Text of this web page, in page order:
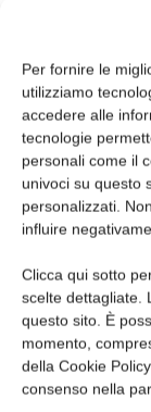
Per fornire le
utilizziamo
accedere alle
tecnologie
personali come il
univoci su questo
personalizzati.
influire
Clicca qui sotto
scelte dettagliate.
questo sito. È
momento,
della Cookie
consenso nella
seconda
fondatore e
Pederzini,
breve. Si
posto di
nello
milioni di
distribuite in
tecnologia
tradizione
Cristian
tecnologia è
qualitativa
Filiera